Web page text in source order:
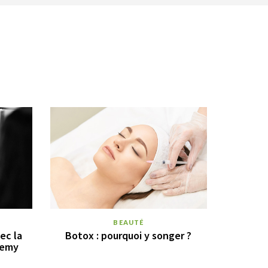
la
BEAUTÉ
Botox : pourquoi y songer ?